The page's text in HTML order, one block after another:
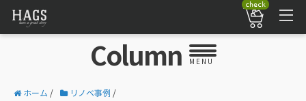
check
Column MENU
ホーム / リノベ事例 /